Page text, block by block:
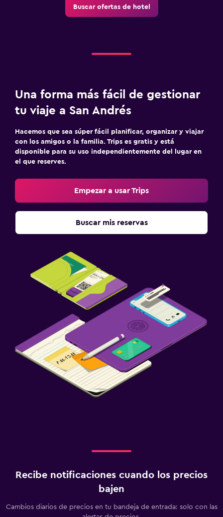
Buscar ofertas de hotel
Una forma más fácil de gestionar
tu viaje a San Andrés
Hacemos que sea súper fácil planificar, organizar y viajar
con los amigos o la familia. Trips es gratis y está
disponible para su uso independientemente del lugar en
el que reserves.
Empezar a usar Trips
Buscar mis reservas
Recibe notificaciones cuando los precios
bajen
Cambios diarios de precios en tu bandeja de entrada: solo con las